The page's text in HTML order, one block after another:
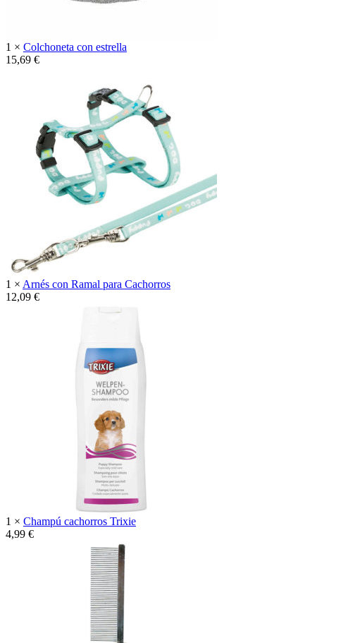
1 × Colchoneta con estrella
15,69 €
1 × Arnés con Ramal para Cachorros
12,09 €
1 × Champú cachorros Trixie
4,99 €